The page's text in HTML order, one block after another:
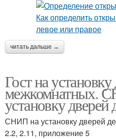
читать дальше →
Гост на
межкомнатных.
установку
СНИП на установку дверей
2.2, 2.11, приложение 5